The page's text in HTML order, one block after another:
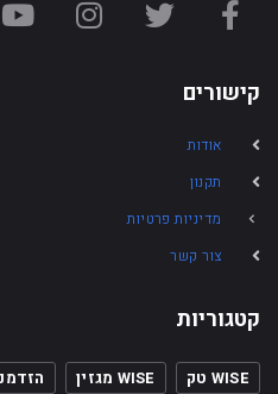
קישורים
אודות
תקנון
מדיניות פרטיות
צור קשר
קטגוריות
WISE טק WISE מגזין